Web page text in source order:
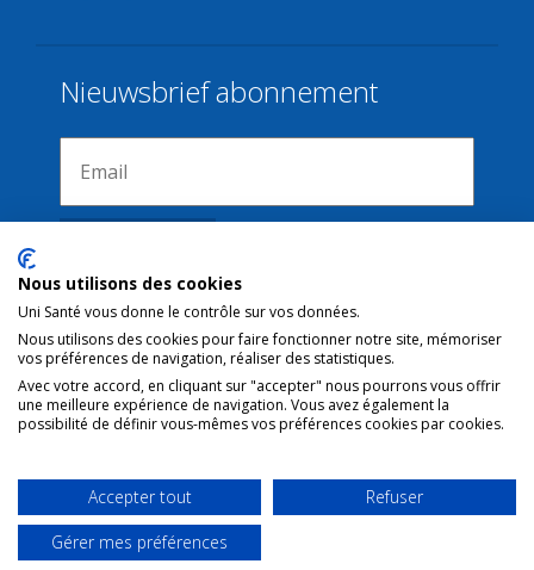
Nous utilisons des cookies
Uni Santé vous donne le contrôle sur vos données.
Nous utilisons des cookies pour faire fonctionner notre site, mémoriser
vos préférences de navigation, réaliser des statistiques.
Avec votre accord, en cliquant sur "accepter" nous pourrons vous offrir
une meilleure expérience de navigation. Vous avez également la
possibilité de définir vous-mêmes vos préférences cookies par cookies.
Accepter tout
Refuser
Gérer mes préférences
Nieuwsbrief abonnement
Verbindingen
Juridische kennisgeving
Gebruiksvoorwaarden